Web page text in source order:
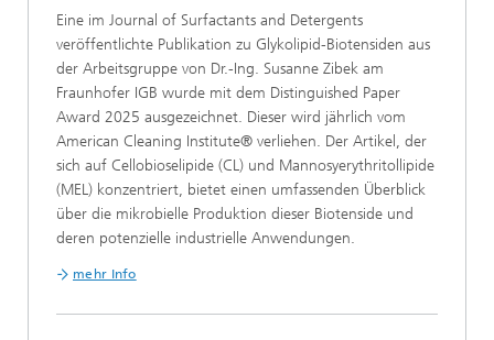
Eine im Journal of Surfactants and Detergents
veröffentlichte Publikation zu Glykolipid-Biotensiden aus
der Arbeitsgruppe von Dr.-Ing. Susanne Zibek am
Fraunhofer IGB wurde mit dem Distinguished Paper
Award 2025 ausgezeichnet. Dieser wird jährlich vom
American Cleaning Institute® verliehen. Der Artikel, der
sich auf Cellobioselipide (CL) und Mannosyerythritollipide
(MEL) konzentriert, bietet einen umfassenden Überblick
über die mikrobielle Produktion dieser Biotenside und
deren potenzielle industrielle Anwendungen.
mehr Info